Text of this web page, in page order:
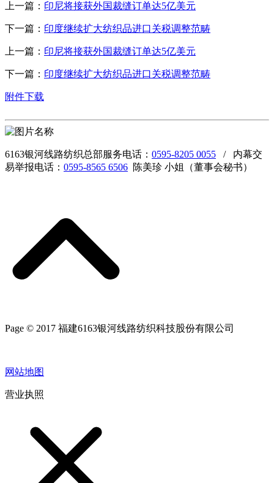
上一篇： 印尼将接获外国裁缝订单达5亿美元
下一篇： 印度继续扩大纺织品进口关税调整范畴
上一篇： 印尼将接获外国裁缝订单达5亿美元
下一篇： 印度继续扩大纺织品进口关税调整范畴
附件下载
6163银河线路纺织总部服务电话： 0595-8205 0055 / 内幕交
易举报电话： 0595-8565 6506 陈美珍 小姐（董事会秘书）
Page © 2017 福建6163银河线路纺织科技股份有限公司
网站地图
营业执照